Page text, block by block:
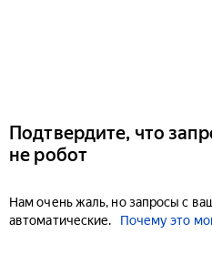
Подтвердите, что
не робот
Нам очень жаль, но запросы с
автоматические.
Почему это